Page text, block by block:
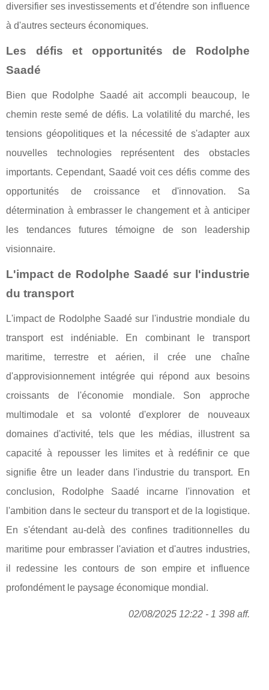
diversifier ses investissements et d'étendre son influence
à d'autres secteurs économiques.
Les défis et opportunités de Rodolphe
Saadé
Bien que Rodolphe Saadé ait accompli beaucoup, le
chemin reste semé de défis. La volatilité du marché, les
tensions géopolitiques et la nécessité de s'adapter aux
nouvelles technologies représentent des obstacles
importants. Cependant, Saadé voit ces défis comme des
opportunités de croissance et d'innovation. Sa
détermination à embrasser le changement et à anticiper
les tendances futures témoigne de son leadership
visionnaire.
L'impact de Rodolphe Saadé sur l'industrie
du transport
L'impact de Rodolphe Saadé sur l'industrie mondiale du
transport est indéniable. En combinant le transport
maritime, terrestre et aérien, il crée une chaîne
d'approvisionnement intégrée qui répond aux besoins
croissants de l'économie mondiale. Son approche
multimodale et sa volonté d'explorer de nouveaux
domaines d'activité, tels que les médias, illustrent sa
capacité à repousser les limites et à redéfinir ce que
signifie être un leader dans l'industrie du transport. En
conclusion, Rodolphe Saadé incarne l'innovation et
l'ambition dans le secteur du transport et de la logistique.
En s'étendant au-delà des confines traditionnelles du
maritime pour embrasser l'aviation et d'autres industries,
il redessine les contours de son empire et influence
profondément le paysage économique mondial.
02/08/2025 12:22 - 1 398 aff.